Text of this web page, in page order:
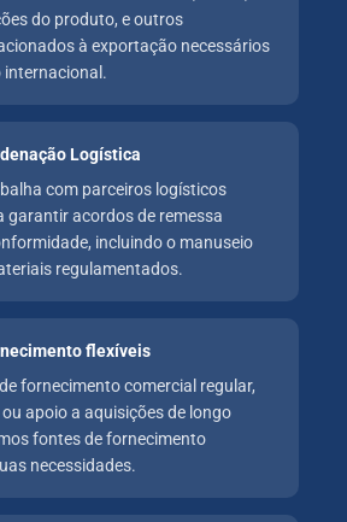
do produto, e outros
à exportação necessários
internacional.
Logística
com parceiros logísticos
garantir acordos de remessa
incluindo o manuseio
regulamentados.
flexíveis
fornecimento comercial regular,
apoio a aquisições de longo
fontes de fornecimento
necessidades.